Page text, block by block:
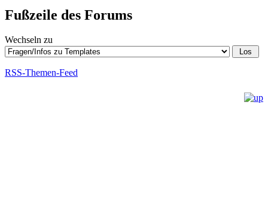
Fußzeile des Forums
Wechseln zu
RSS-Themen-Feed